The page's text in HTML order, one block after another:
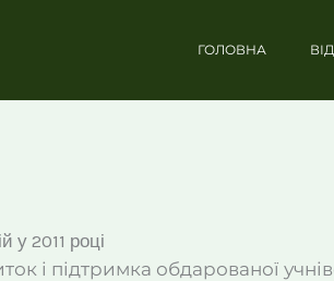
ГОЛОВНА
у 2011 році
і підтримка обдарованої